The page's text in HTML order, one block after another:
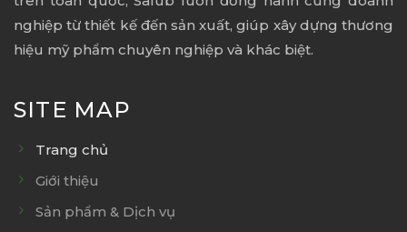
nghiệp từ thiết kế đến sản xuất, giúp xây dựng thương
hiệu mỹ phẩm chuyên nghiệp và khác biệt.
SITE MAP
Trang chủ
Giới thiệu
Sản phẩm & Dịch vụ